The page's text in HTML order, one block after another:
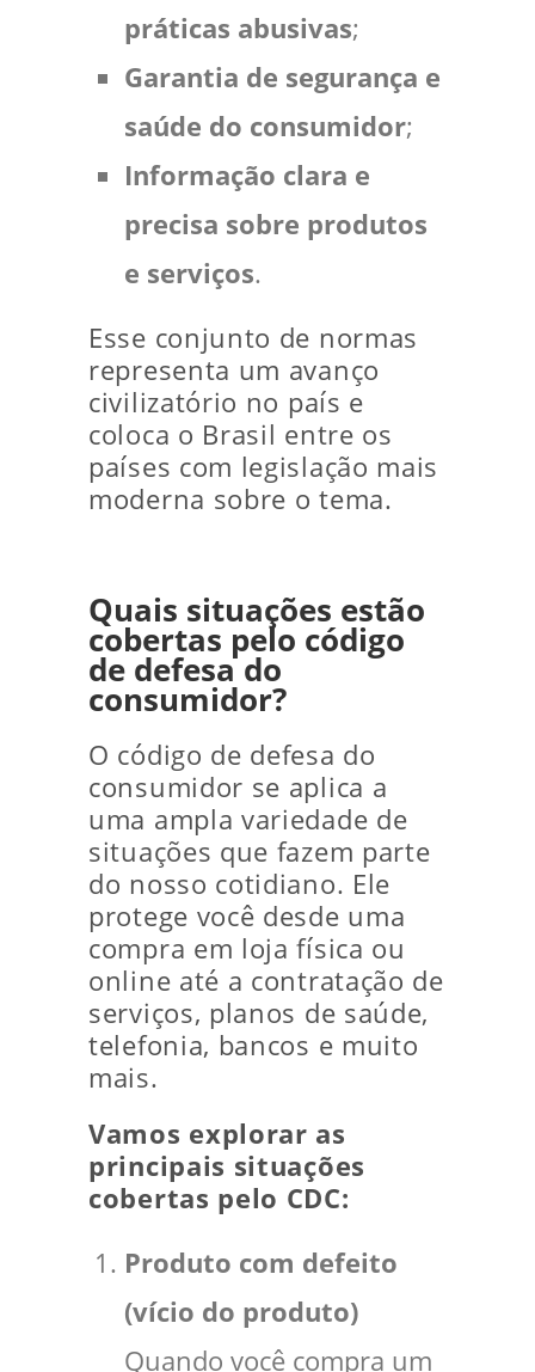
práticas abusivas;
Garantia de segurança e
saúde do consumidor;
Informação clara e
precisa sobre produtos
e serviços.
Esse conjunto de normas
representa um avanço
civilizatório no país e
coloca o Brasil entre os
países com legislação mais
moderna sobre o tema.
Quais situações estão
cobertas pelo código
de defesa do
consumidor?
O código de defesa do
consumidor se aplica a
uma ampla variedade de
situações que fazem parte
do nosso cotidiano. Ele
protege você desde uma
compra em loja física ou
online até a contratação de
serviços, planos de saúde,
telefonia, bancos e muito
mais.
Vamos explorar as
principais situações
cobertas pelo CDC:
Produto com defeito
(vício do produto)
Quando você compra um